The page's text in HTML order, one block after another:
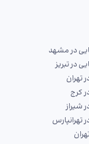
در مشهد
در تبریز
تهران
کرج
شیراز
تهرانپارس